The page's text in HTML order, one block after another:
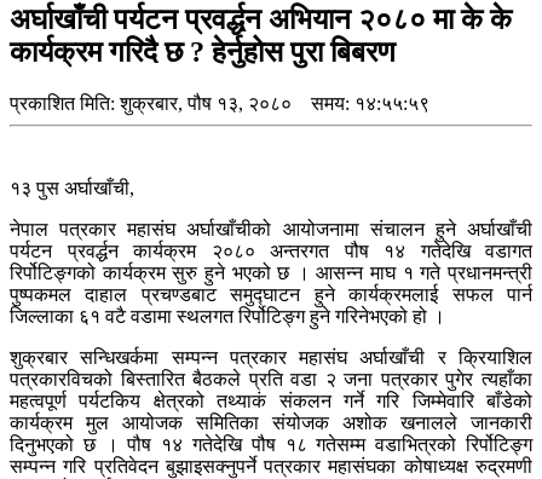
अर्घाखाँची पर्यटन प्रवर्द्धन अभियान २०८० मा के के
कार्यक्रम गरिदै छ ? हेर्नुहोस पुरा बिबरण
प्रकाशित मिति:शुक्रबार, पौष १३, २०८० समय: १४:५५:५९
१३ पुस अर्घाखाँची,
नेपाल पत्रकार महासंघ अर्घाखाँचीको आयोजनामा संचालन हुने अर्घाखाँची
पर्यटन प्रवर्द्धन कार्यक्रम २०८० अन्तरगत पौष १४ गतेदेखि वडागत
रिर्पोटिङ्गको कार्यक्रम सुरु हुने भएको छ । आसन्न माघ १ गते प्रधानमन्त्री
पुष्पकमल दाहाल प्रचण्डबाट समुद्घाटन हुने कार्यक्रमलाई सफल पार्न
जिल्लाका ६१ वटै वडामा स्थलगत रिर्पोटिङ्ग हुने गरिनेभएको हो ।
शुक्रबार सन्धिखर्कमा सम्पन्न पत्रकार महासंघ अर्घाखाँची र क्रियाशिल
पत्रकारविचको बिस्तारित बैठकले प्रति वडा २ जना पत्रकार पुगेर त्यहाँका
महत्वपूर्ण पर्यटकिय क्षेत्रको तथ्याकं संकलन गर्ने गरि जिम्मेवारि बाँडेको
कार्यक्रम मुल आयोजक समितिका संयोजक अशोक खनालले जानकारी
दिनुभएको छ । पौष १४ गतेदेखि पौष १८ गतेसम्म वडाभित्रको रिर्पोटिङ्ग
सम्पन्न गरि प्रतिवेदन बुझाइसक्नुपर्ने पत्रकार महासंघका कोषाध्यक्ष रुद्रमणी